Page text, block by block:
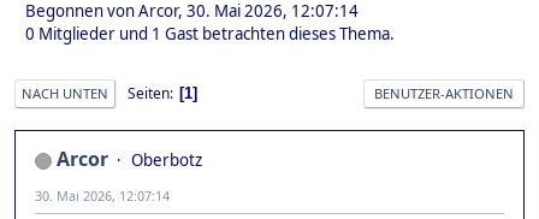
Begonnen von Arcor, 30. Mai 2026, 12:07:14
0 Mitglieder und 1 Gast betrachten dieses Thema.
NACH UNTEN Seiten 1 BENUTZER-AKTIONEN
Arcor Oberbotz
30. Mai 2026, 12:07:14